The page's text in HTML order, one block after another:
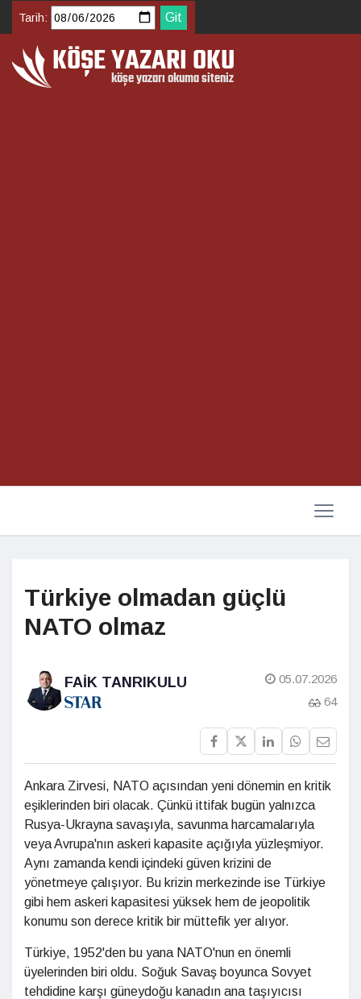
Tarih:
Türkiye olmadan güçlü
NATO olmaz
FAIK TANRIKULU
05.07.2026
64
Ankara Zirvesi, NATO açısından yeni dönemin en kritik
eşiklerinden biri olacak. Çünkü ittifak bugün yalnızca
Rusya-Ukrayna savaşıyla, savunma harcamalarıyla
veya Avrupa'nın askeri kapasite açığıyla yüzleşmiyor.
Aynı zamanda kendi içindeki güven krizini de
yönetmeye çalışıyor. Bu krizin merkezinde ise Türkiye
gibi hem askeri kapasitesi yüksek hem de jeopolitik
konumu son derece kritik bir müttefik yer alıyor.
Türkiye, 1952'den bu yana NATO'nun en önemli
üyelerinden biri oldu. Soğuk Savaş boyunca Sovyet
tehdidine karşı güneydoğu kanadın ana taşıyıcısı